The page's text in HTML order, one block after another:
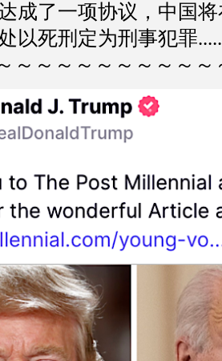
成了一项协议，中国
以死刑定为刑事犯罪
～～～～～～～～～～